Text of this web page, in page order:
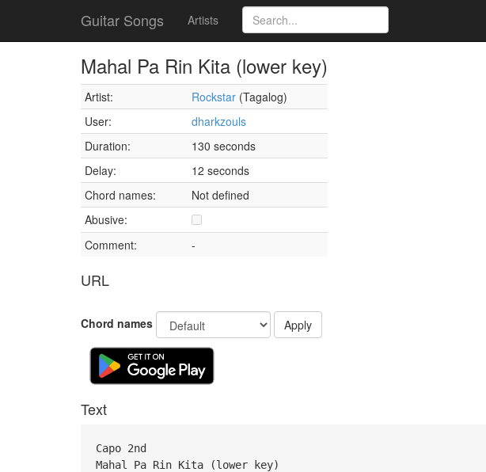
Guitar Songs Artists
Mahal Pa Rin Kita (lower key)
Artist: Rockstar (Tagalog)
User:
dharkzouls
Duration:
130 seconds
Delay:
12 seconds
Chord names:
Not defined
Abusive:
Comment:
-
URL
Chord names Apply
Text
Capo 2nd
Mahal Pa Rin Kita (lower key)